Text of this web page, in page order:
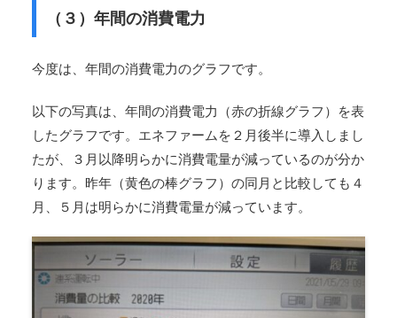
（３）年間の消費電力
今度は、年間の消費電力のグラフです。
以下の写真は、年間の消費電力（赤の折線グラフ）を表
したグラフです。エネファームを２月後半に導入しまし
たが、３月以降明らかに消費電量が減っているのが分か
ります。昨年（黄色の棒グラフ）の同月と比較しても４
月、５月は明らかに消費電量が減っています。